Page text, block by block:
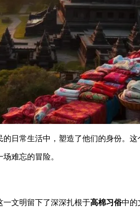
日常生活中，塑造了他们的身份。
难忘的冒险。
一文明留下了深深扎根于高棉习俗中的